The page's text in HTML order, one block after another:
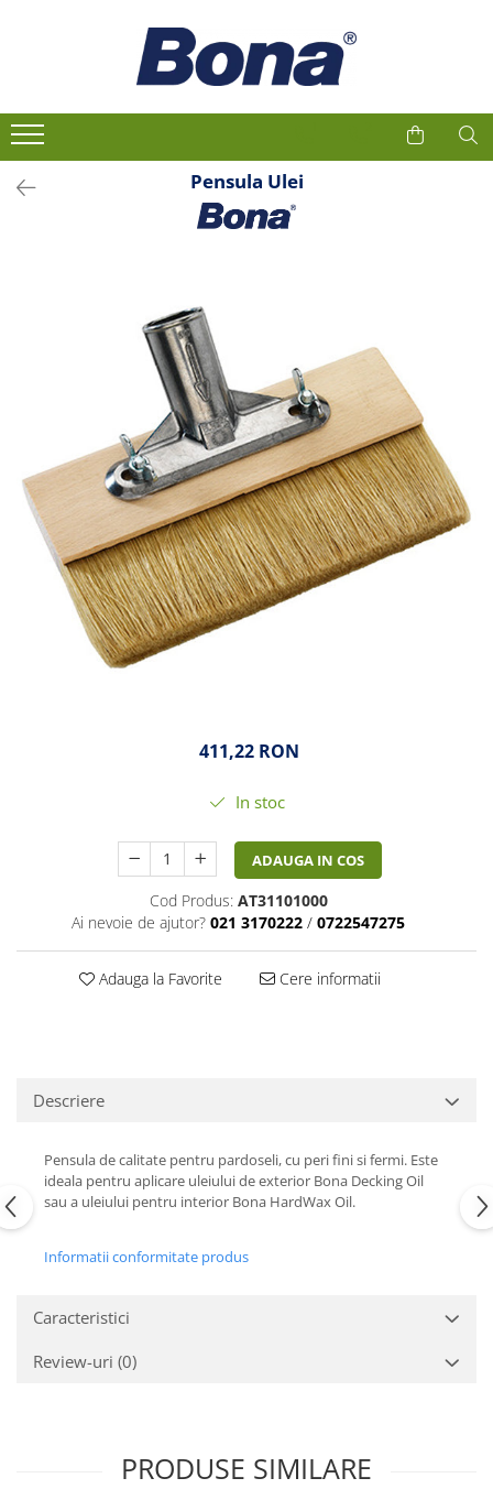
Pensula Ulei
411,22 RON
In stoc
ADAUGA IN COS
Cod Produs: AT31101000
Ai nevoie de ajutor? 021 3170222 / 0722547275
Adauga la Favorite Cere informatii
Descriere
Pensula de calitate pentru pardoseli, cu peri fini si fermi. Este
ideala pentru aplicare uleiului de exterior Bona Decking Oil
sau a uleiului pentru interior Bona HardWax Oil.
Informatii conformitate produs
Caracteristici
Review-uri (0)
PRODUSE SIMILARE